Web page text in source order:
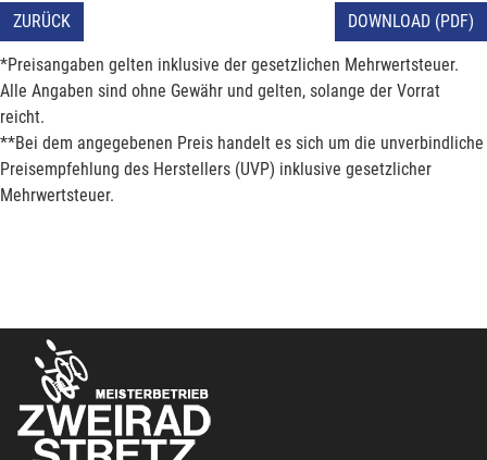
ZURÜCK DOWNLOAD (PDF)
*Preisangaben gelten inklusive der gesetzlichen Mehrwertsteuer.
Alle Angaben sind ohne Gewähr und gelten, solange der Vorrat
reicht.
**Bei dem angegebenen Preis handelt es sich um die unverbindliche
Preisempfehlung des Herstellers (UVP) inklusive gesetzlicher
Mehrwertsteuer.